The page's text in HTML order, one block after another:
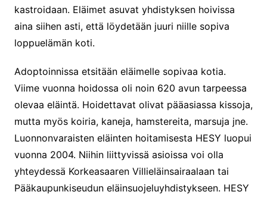
kastroidaan. Eläimet asuvat yhdistyksen hoivissa
aina siihen asti, että löydetään juuri niille sopiva
loppuelämän koti.
Adoptoinnissa etsitään eläimelle sopivaa kotia.
Viime vuonna hoidossa oli noin 620 avun tarpeessa
olevaa eläintä. Hoidettavat olivat pääasiassa kissoja,
mutta myös koiria, kaneja, hamstereita, marsuja jne.
Luonnonvaraisten eläinten hoitamisesta HESY luopui
vuonna 2004. Niihin liittyvissä asioissa voi olla
yhteydessä Korkeasaaren Villieläinsairaalaan tai
Pääkaupunkiseudun eläinsuojeluyhdistykseen. HESY